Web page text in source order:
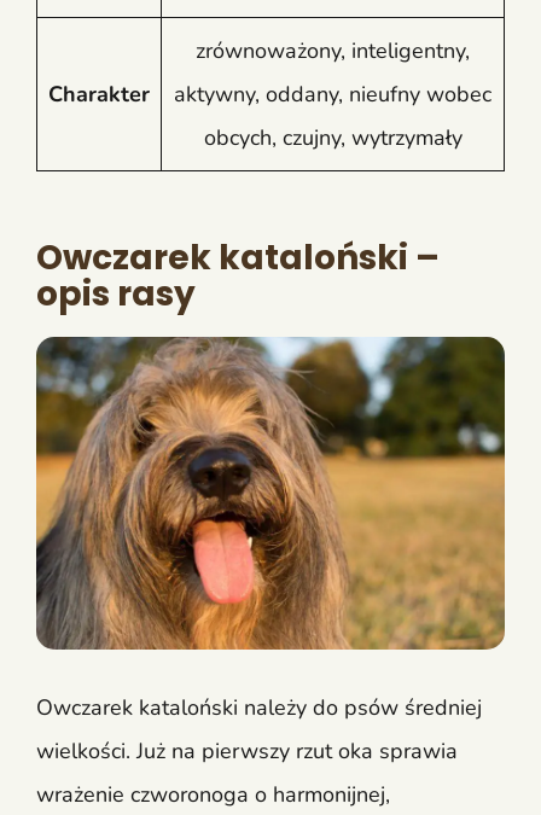
Charakter
zrównoważony, inteligentny,
aktywny, oddany, nieufny wobec
obcych, czujny, wytrzymały
Owczarek kataloński –
opis rasy
Owczarek kataloński należy do psów średniej
wielkości. Już na pierwszy rzut oka sprawia
wrażenie czworonoga o harmonijnej,